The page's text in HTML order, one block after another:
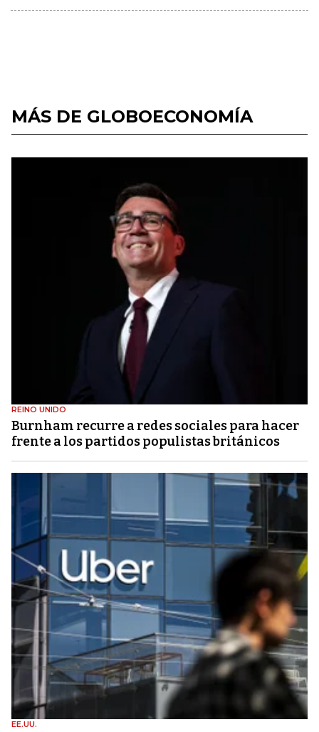
MÁS DE GLOBOECONOMÍA
REINO UNIDO
Burnham recurre a redes sociales para hacer
frente a los partidos populistas británicos
EE.UU.